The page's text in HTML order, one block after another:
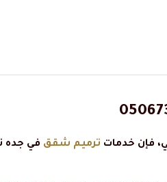
فإن خدمات ترميم شقق في جده